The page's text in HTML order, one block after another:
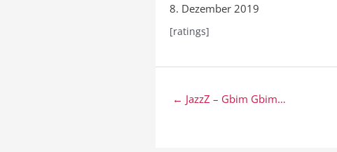
8. Dezember 2019
[ratings]
Beitragsnavigation
← JazzZ – Gbim Gbim…